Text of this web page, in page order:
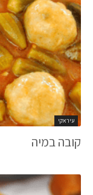
עיראקי
קובה במיה